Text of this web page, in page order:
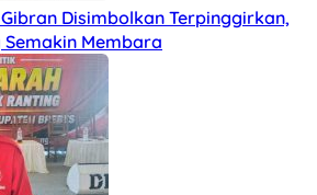
Disimbolkan Terpinggirkan,
Membara